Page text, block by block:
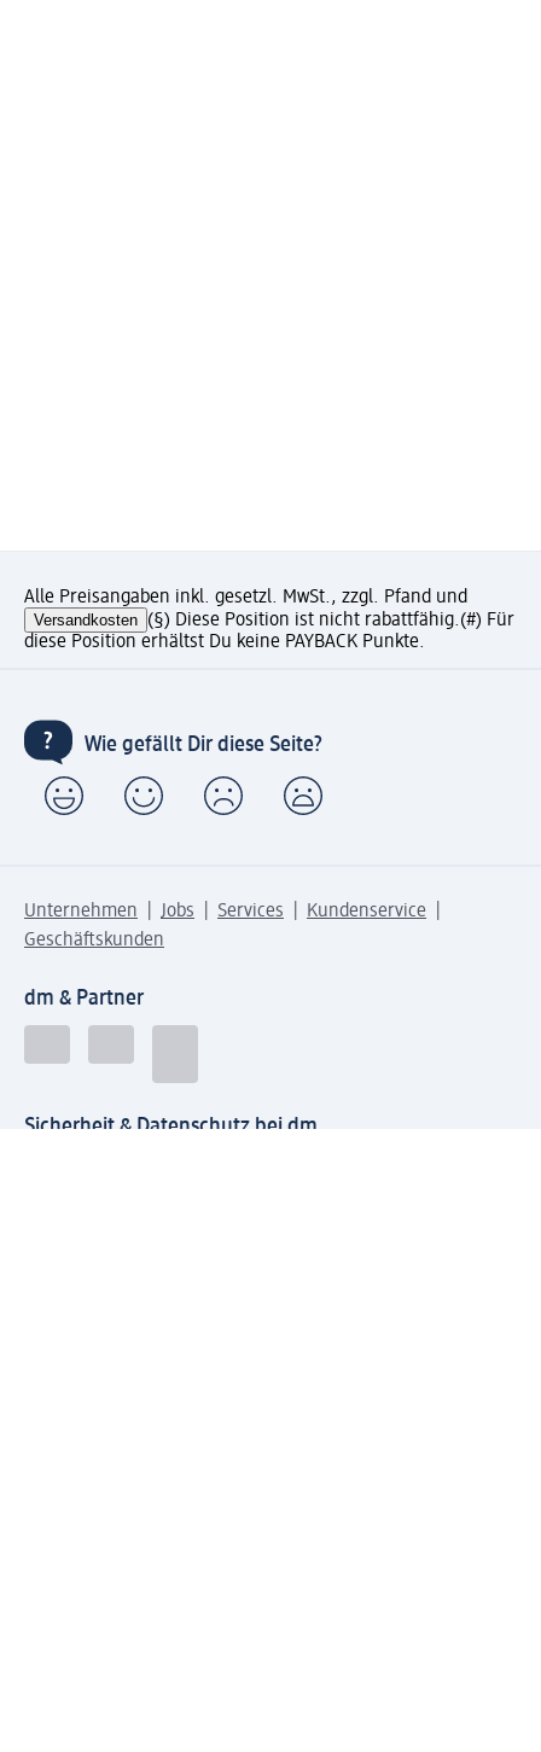
Alle Preisangaben inkl. gesetzl. MwSt., zzgl. Pfand und
Versandkosten (§) Diese Position ist nicht rabattfähig.(#) Für
diese Position erhältst Du keine PAYBACK Punkte.
Wie gefällt Dir diese Seite?
Unternehmen Jobs Services
Kundenservice
Geschäftskunden
dm & Partner
Sicherheit & Datenschutz bei dm